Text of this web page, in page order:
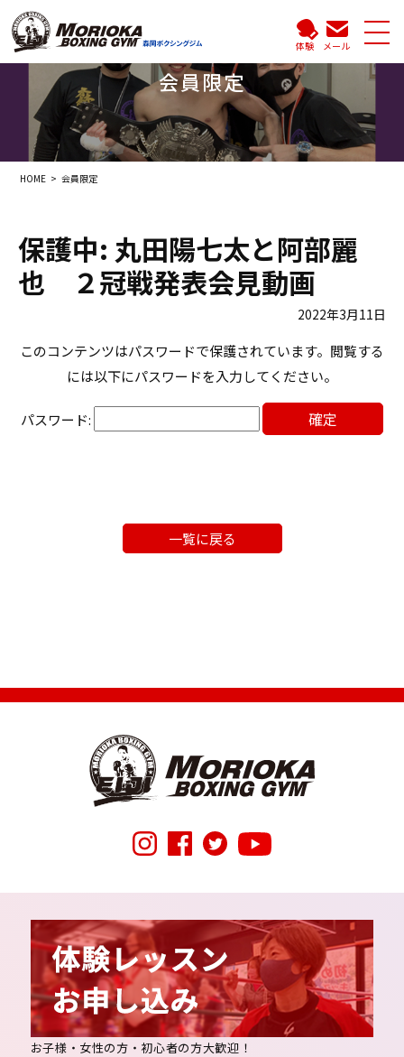
体験 メール
会員限定
HOME 会員限定
保護中: 丸田陽七太と阿部麗
也 ２冠戦発表会見動画
2022年3月11日
このコンテンツはパスワードで保護されています。閲覧する
には以下にパスワードを入力してください。
パスワード:
一覧に戻る
お子様・女性の方・初心者の方大歓迎！